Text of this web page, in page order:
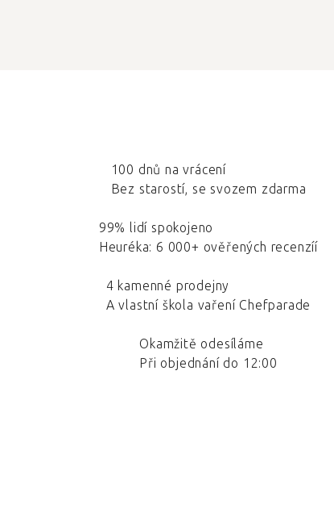
100 dnů na vrácení
Bez starostí, se svozem zdarma
99% lidí spokojeno
Heuréka: 6 000+ ověřených recenzíí
4 kamenné prodejny
A vlastní škola vaření Chefparade
Okamžitě odesíláme
Při objednání do 12:00